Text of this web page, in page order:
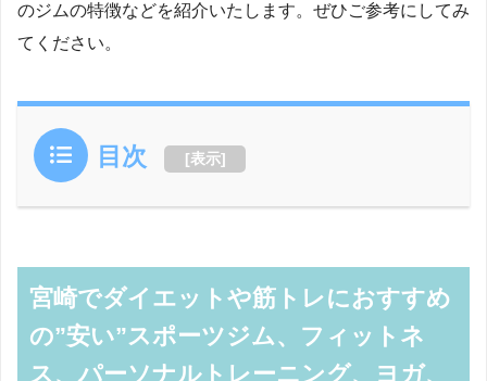
のジムの特徴などを紹介いたします。ぜひご参考にしてみ
てください。
目次 [表示]
宮崎でダイエットや筋トレにおすすめ
の”安い”スポーツジム、フィットネ
ス、パーソナルトレーニング、ヨガ、